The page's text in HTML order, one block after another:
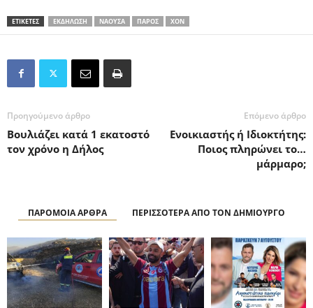
ΕΤΙΚΕΤΕΣ ΕΚΔΗΛΩΣΗ ΝΑΟΥΣΑ ΠΑΡΟΣ ΧΟΝ
Προηγούμενο άρθρο
Βουλιάζει κατά 1 εκατοστό
τον χρόνο η Δήλος
Επόμενο άρθρο
Ενοικιαστής ή Ιδιοκτήτης:
Ποιος πληρώνει το…
μάρμαρο;
ΠΑΡΟΜΟΙΑ ΑΡΘΡΑ ΠΕΡΙΣΣΟΤΕΡΑ ΑΠΟ ΤΟΝ ΔΗΜΙΟΥΡΓΟ